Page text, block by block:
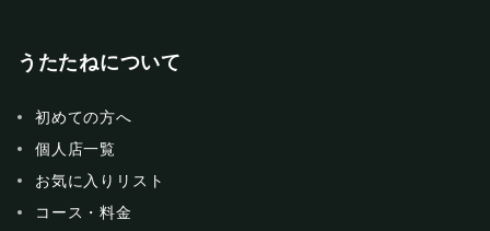
うたたねについて
初めての方へ
個人店一覧
お気に入りリスト
コース・料金